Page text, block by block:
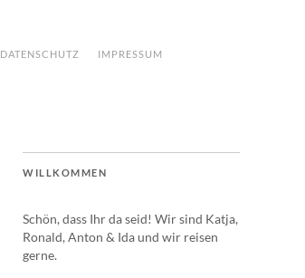
DATENSCHUTZ IMPRESSUM
WILLKOMMEN
Schön, dass Ihr da seid! Wir sind Katja,
Ronald, Anton & Ida und wir reisen
gerne.